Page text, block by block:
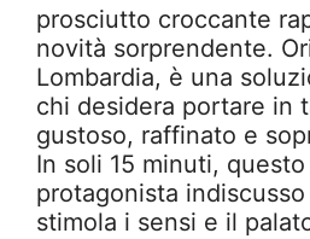
prosciutto croccante
novità sorprendente.
Lombardia, è una
chi desidera portare in
gustoso, raffinato e
In soli 15 minuti,
protagonista
stimola i sensi e il